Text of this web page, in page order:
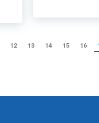
12 13 14 15 16